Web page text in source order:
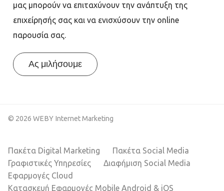
μας μπορούν να επιταχύνουν την ανάπτυξη της
επιχείρησής σας και να ενισχύσουν την online
παρουσία σας.
Ας μιλήσουμε
© 2026 WEBY Internet Marketing
Πακέτα Digital Marketing
Πακέτα Social Media
Γραφιστικές Υπηρεσίες
Διαφήμιση Social Media
Εφαρμογές Cloud
Κατασκευή Εφαρμογές Mobile Android & iOS